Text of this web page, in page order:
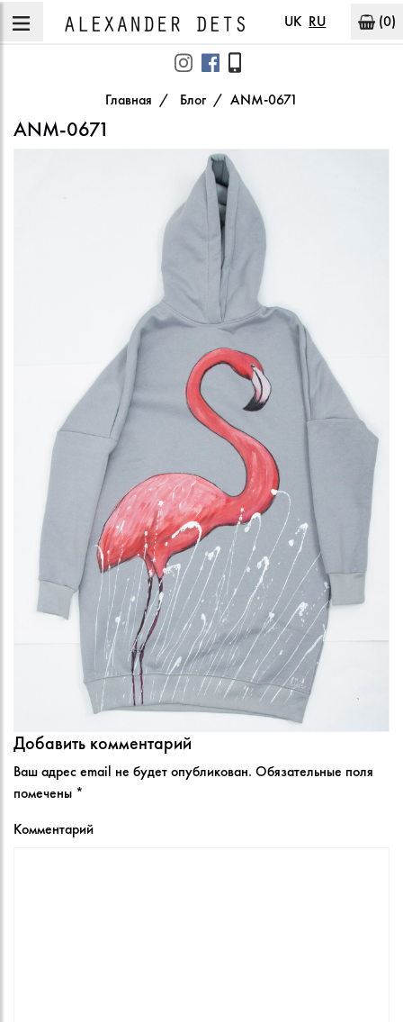
UK RU (0)
Главная Блог ANM-0671
ANM-0671
Добавить комментарий
Ваш адрес email не будет опубликован. Обязательные поля
помечены *
Комментарий